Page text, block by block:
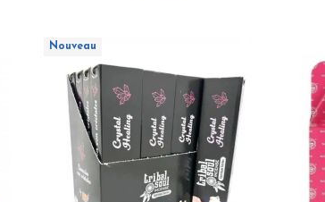
Nouveau